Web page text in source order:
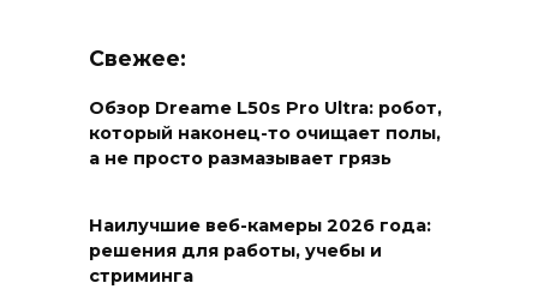
Свежее:
Обзор Dreame L50s Pro Ultra: робот,
который наконец-то очищает полы,
а не просто размазывает грязь
Наилучшие веб-камеры 2026 года:
решения для работы, учебы и
стриминга